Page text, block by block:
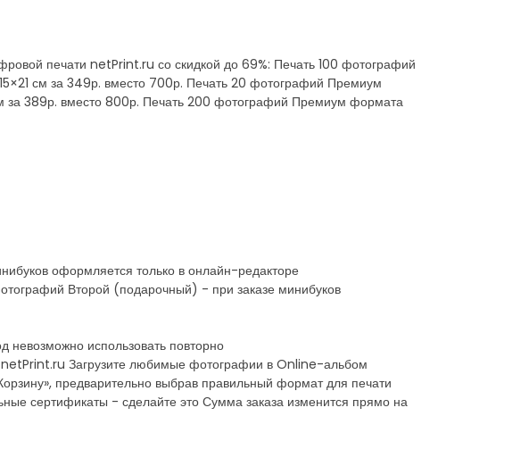
печати netPrint.ru со скидкой до 69%: Печать 100 фотографий
см за 349р. вместо 700р. Печать 20 фотографий Премиум
389р. вместо 800р. Печать 200 фотографий Премиум формата
оформляется только в онлайн-редакторе
Второй (подарочный) - при заказе минибуков
невозможно использовать повторно
netPrint.ru Загрузите любимые фотографии в Online-альбом
предварительно выбрав правильный формат для печати
сертификаты - сделайте это Сумма заказа изменится прямо на